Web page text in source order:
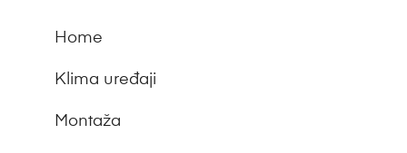
Home
Klima uređaji
Montaža